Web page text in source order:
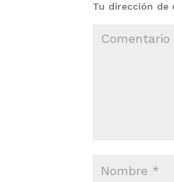
Tu dirección de